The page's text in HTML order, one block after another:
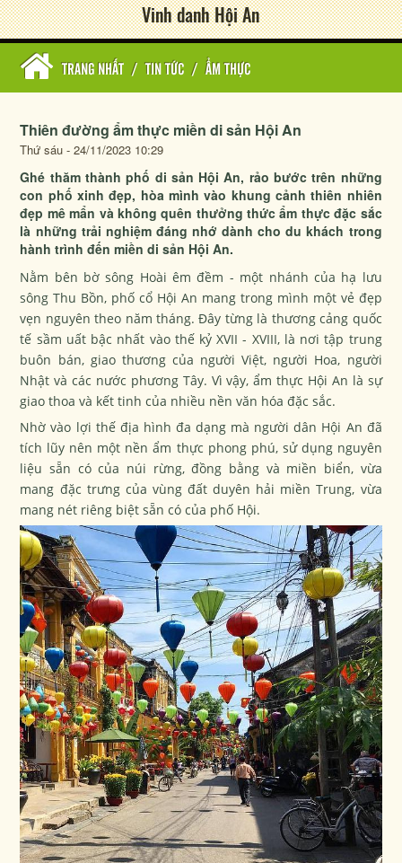
Vinh danh Hội An
TRANG NHẤT / TIN TỨC / ẨM THỰC
Thiên đường ẩm thực miền di sản Hội An
Thứ sáu - 24/11/2023 10:29
Ghé thăm thành phố di sản Hội An, rảo bước trên những
con phố xinh đẹp, hòa mình vào khung cảnh thiên nhiên
đẹp mê mẩn và không quên thưởng thức ẩm thực đặc sắc
là những trải nghiệm đáng nhớ dành cho du khách trong
hành trình đến miền di sản Hội An.
Nằm bên bờ sông Hoài êm đềm - một nhánh của hạ lưu
sông Thu Bồn, phố cổ Hội An mang trong mình một vẻ đẹp
vẹn nguyên theo năm tháng. Đây từng là thương cảng quốc
tế sầm uất bậc nhất vào thế kỷ XVII - XVIII, là nơi tập trung
buôn bán, giao thương của người Việt, người Hoa, người
Nhật và các nước phương Tây. Vì vậy, ẩm thực Hội An là sự
giao thoa và kết tinh của nhiều nền văn hóa đặc sắc.
Nhờ vào lợi thế địa hình đa dạng mà người dân Hội An đã
tích lũy nên một nền ẩm thực phong phú, sử dụng nguyên
liệu sẵn có của núi rừng, đồng bằng và miền biển, vừa
mang đặc trưng của vùng đất duyên hải miền Trung, vừa
mang nét riêng biệt sẵn có của phố Hội.